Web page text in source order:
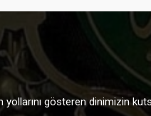
gösteren dinimizin